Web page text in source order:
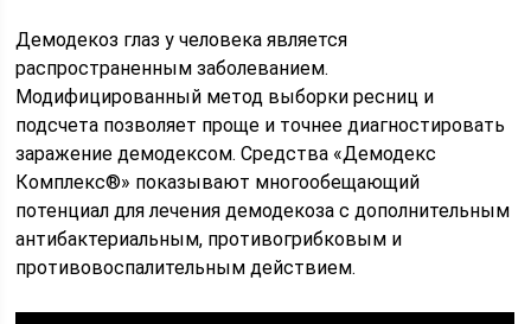
Демодекоз глаз у человека является
распространенным заболеванием.
Модифицированный метод выборки ресниц и
подсчета позволяет проще и точнее диагностировать
заражение демодексом. Средства «Демодекс
Комплекс®» показывают многообещающий
потенциал для лечения демодекоза с дополнительным
антибактериальным, противогрибковым и
противовоспалительным действием.